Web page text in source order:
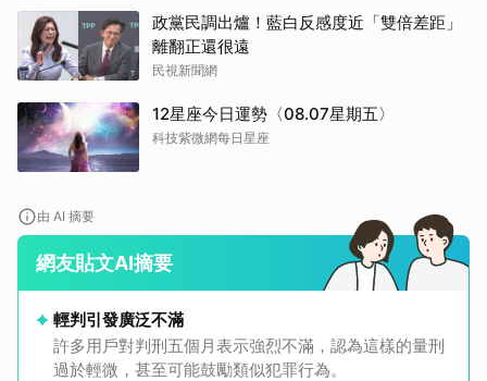
政黨民調出爐！藍白反感度近「雙倍差距」
離翻正還很遠
民視新聞網
12星座今日運勢〈08.07星期五〉
科技紫微網每日星座
由 AI 摘要
網友貼文AI摘要
輕判引發廣泛不滿
許多用戶對判刑五個月表示強烈不滿，認為這樣的量刑
過於輕微，甚至可能鼓勵類似犯罪行為。